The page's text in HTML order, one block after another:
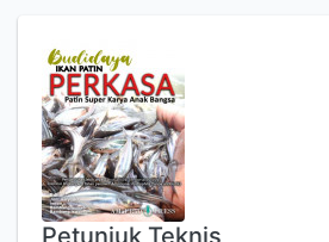
Petunjuk Teknis